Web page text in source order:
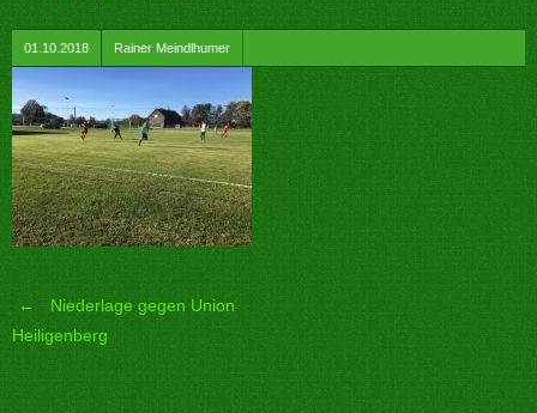
01.10.2018 Rainer Meindlhumer
Post
navigation
←
Niederlage gegen Union
Heiligenberg